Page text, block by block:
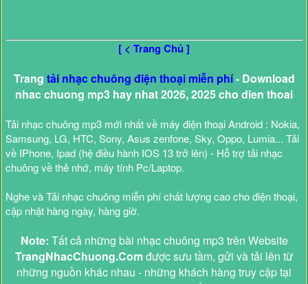
[ < Trang Chủ ]
Trang tải nhạc chuông điện thoại miễn phí- Download
nhac chuong mp3 hay nhat 2026, 2025 cho dien thoai
Tải nhạc chuông mp3 mới nhất về máy điện thoại Android : Nokia,
Samsung, LG, HTC, Sony, Asus zenfone, Sky, Oppo, Lumia... Tải
về IPhone, Ipad (hệ điều hành IOS 13 trở lên) - Hỗ trợ tải nhạc
chuông về thẻ nhớ, máy tính Pc/Laptop.
Nghe và Tải nhạc chuông miễn phí chất lượng cao cho điện thoại,
cập nhật hàng ngày, hàng giờ.
Note: Tất cả những bài nhạc chuông mp3 trên Website
TrangNhacChuong.Comđược sưu tầm, gửi và tải lên từ
những nguồn khác nhau - những khách hàng truy cập tại